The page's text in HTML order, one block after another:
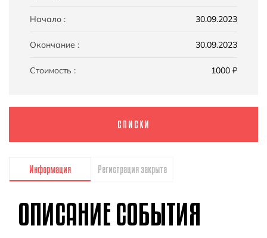
Начало : 30.09.2023
Окончание : 30.09.2023
Стоимость : 1000 ₽
СПИСКИ
Информация Регистрация закрыта
ОПИСАНИЕ СОБЫТИЯ